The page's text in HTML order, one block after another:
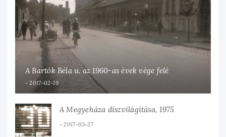
A Bartók Béla u. az 1960-as évek vége felé
2017-02-19
A Megyeháza díszvilágítása, 1975
2017-03-27